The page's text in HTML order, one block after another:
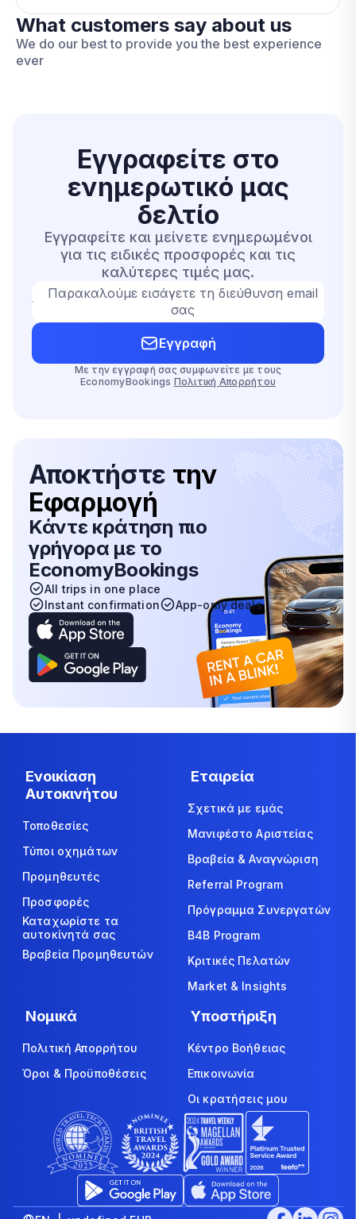
What customers say about us
We do our best to provide you the best experience
ever
Εγγραφείτε στο
ενημερωτικό μας
δελτίο
Εγγραφείτε και μείνετε ενημερωμένοι
για τις ειδικές προσφορές και τις
καλύτερες τιμές μας.
Παρακαλούμε εισάγετε τη διεύθυνση email
σας
Εγγραφή
Με την εγγραφή σας συμφωνείτε με τους
EconomyBookings Πολιτική Απορρήτου
Αποκτήστε την
Εφαρμογή
Κάντε κράτηση πιο
γρήγορα με το
EconomyBookings
All trips in one place
Instant confirmation
App-only deals
Ενοικίαση
Αυτοκινήτου
Τοποθεσίες
Τύποι οχημάτων
Προμηθευτές
Προσφορές
Καταχωρίστε τα
αυτοκίνητά σας
Βραβεία Προμηθευτών
Εταιρεία
Σχετικά με εμάς
Μανιφέστο Αριστείας
Βραβεία & Αναγνώριση
Referral Program
Πρόγραμμα Συνεργατών
B4B Program
Κριτικές Πελατών
Market & Insights
Νομικά
Πολιτική Απορρήτου
Όροι & Προϋποθέσεις
Υποστήριξη
Κέντρο Βοήθειας
Επικοινωνία
Οι κρατήσεις μου